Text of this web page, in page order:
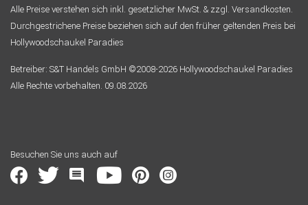
Alle Preise verstehen sich inkl. gesetzlicher MwSt. & zzgl. Versandkosten.
Durchgestrichene Preise beziehen sich auf den früher geltenden Preis bei
Hollywoodschaukel Paradies
Betreiber: S&T Handels GmbH ©2008-2026 Hollywoodschaukel Paradies
Alle Rechte vorbehalten. 09.08.2026
Besuchen Sie uns auch auf